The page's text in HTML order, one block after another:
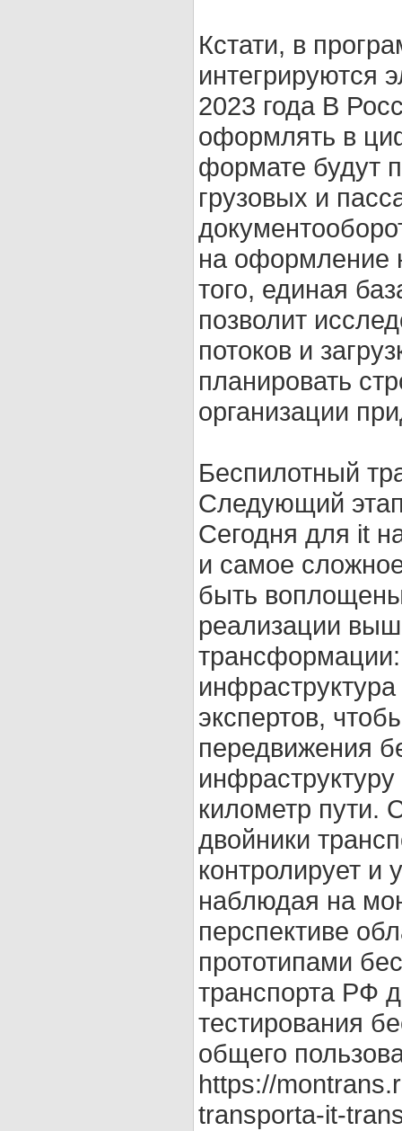
Кстати, в
интегрируются
2023 года В
оформлять в
формате будут
грузовых и
на оформление
того, единая
позволит
потоков и
планировать
организации
Беспилотный
Следующий
Сегодня для it
и самое
быть
реализации
трансформации:
экспертов,
передвижения
километр пути.
двойники
контролирует
наблюдая на
перспективе
прототипами
транспорта РФ
тестирования
общего
https://
transporta-it-